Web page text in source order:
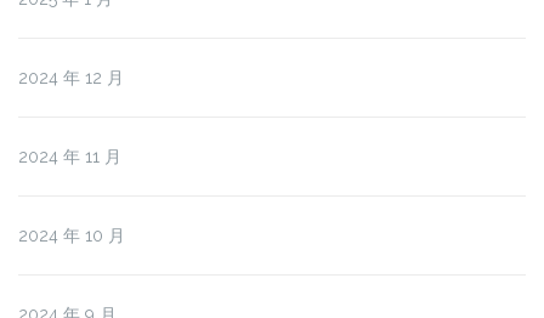
2024 年 12 月
2024 年 11 月
2024 年 10 月